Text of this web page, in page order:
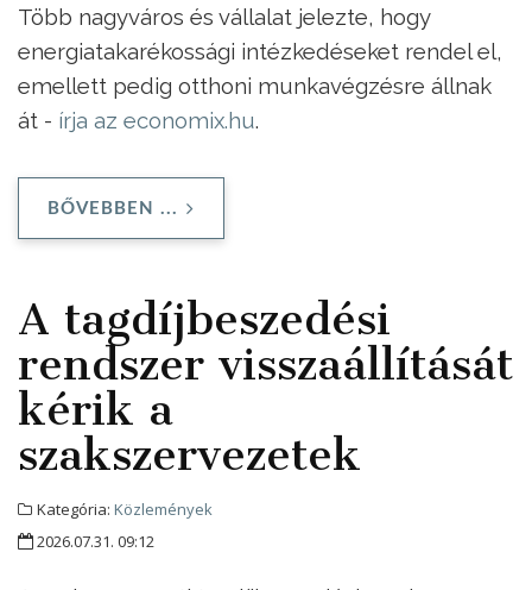
Több nagyváros és vállalat jelezte, hogy
energiatakarékossági intézkedéseket rendel el,
emellett pedig otthoni munkavégzésre állnak
át - írja az economix.hu.
BŐVEBBEN ...
A tagdíjbeszedési
rendszer visszaállítását
kérik a
szakszervezetek
Kategória: Közlemények
2026.07.31. 09:12